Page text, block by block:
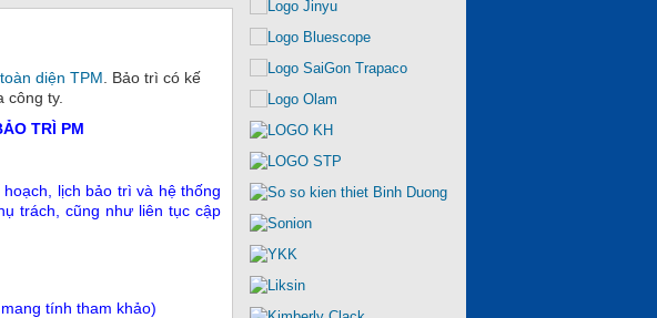
diện TPM . Bảo trì có kế
công ty.
TRÌ PM
lịch bảo trì và hệ thống
trách, cũng như liên tục cập
tính tham khảo)